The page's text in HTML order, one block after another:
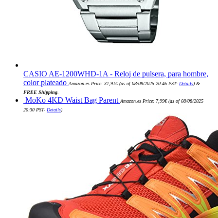
CASIO AE-1200WHD-1A - Reloj de pulsera, para hombre,
color plateado Amazon.es Price: 37,91€(as of 08/08/2025 20:46 PST- Details) &
FREE Shipping
MoKo 4KD Waist Bag Parent Amazon.es Price: 7,99€(as of 08/08/2025
20:30 PST- Details)